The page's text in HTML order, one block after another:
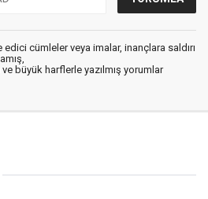
cümleler veya imalar, inançlara saldırı
büyük harflerle yazılmış yorumlar